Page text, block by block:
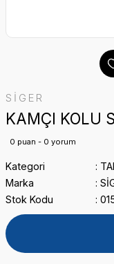
SİGER
KAMÇI KOLU
0 puan - 0 yorum
Kategori
Marka
Stok Kodu